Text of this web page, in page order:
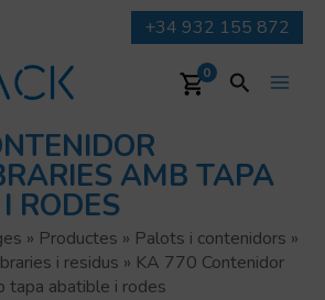
+34 932 155 872
0 Cerca
AMB TAPA
RODES
» Productes » Palots i contenidors »
i residus » KA 770 Contenidor
tapa abatible i rodes